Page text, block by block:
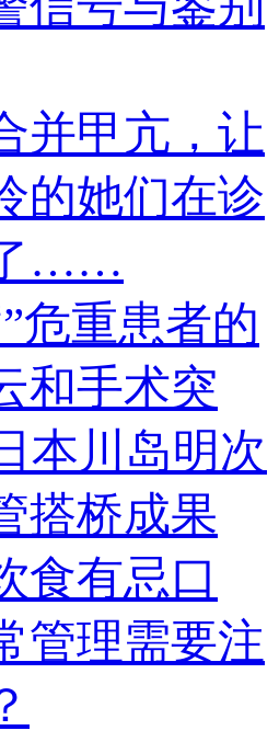
并甲亢，让
的她们在诊
……
危重患者的
和手术突
本川岛明次
搭桥成果
食有忌口
管理需要注